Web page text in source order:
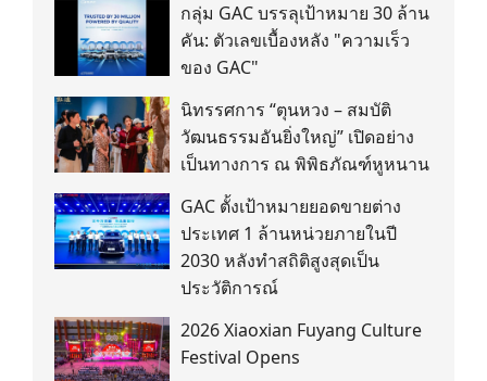
กลุ่ม GAC บรรลุเป้าหมาย 30 ล้าน
คัน: ตัวเลขเบื้องหลัง "ความเร็ว
ของ GAC"
นิทรรศการ “ตุนหวง – สมบัติ
วัฒนธรรมอันยิ่งใหญ่” เปิดอย่าง
เป็นทางการ ณ พิพิธภัณฑ์หูหนาน
GAC ตั้งเป้าหมายยอดขายต่าง
ประเทศ 1 ล้านหน่วยภายในปี
2030 หลังทำสถิติสูงสุดเป็น
ประวัติการณ์
2026 Xiaoxian Fuyang Culture
Festival Opens